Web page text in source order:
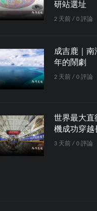
研站選址
2 天前 / 0 評論
成吉鹿｜南
年的鬧劇
2 天前 / 0 評論
世界最大直
機成功穿越
3 天前 / 0 評論